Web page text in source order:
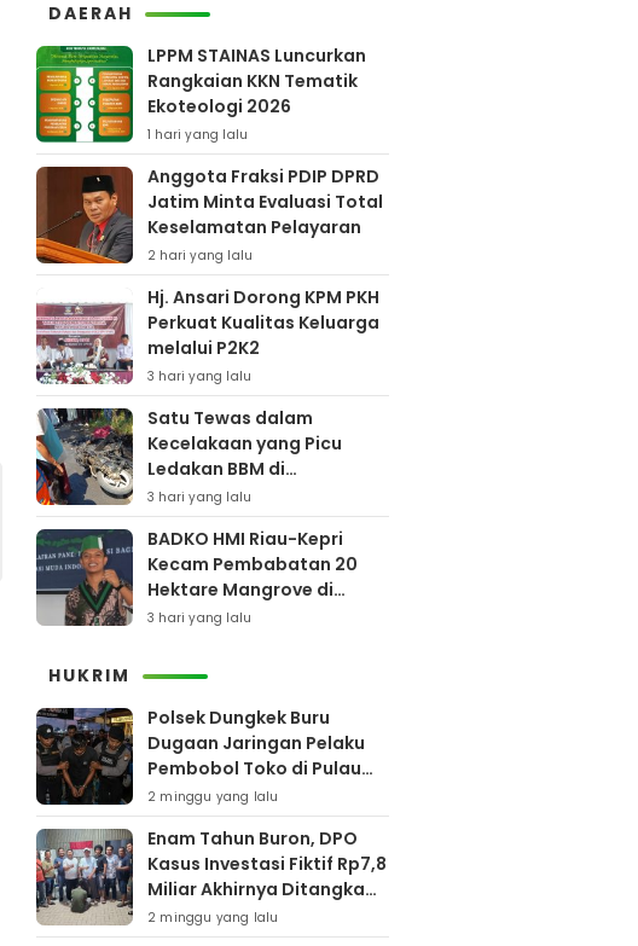
DAERAH
LPPM STAINAS Luncurkan
Rangkaian KKN Tematik
Ekoteologi 2026
1 hari yang lalu
Anggota Fraksi PDIP DPRD
Jatim Minta Evaluasi Total
Keselamatan Pelayaran
2 hari yang lalu
Hj. Ansari Dorong KPM PKH
Perkuat Kualitas Keluarga
melalui P2K2
3 hari yang lalu
Satu Tewas dalam
Kecelakaan yang Picu
Ledakan BBM di
Pamekasan
3 hari yang lalu
BADKO HMI Riau-Kepri
Kecam Pembabatan 20
Hektare Mangrove di
Bengkalis
3 hari yang lalu
HUKRIM
Polsek Dungkek Buru
Dugaan Jaringan Pelaku
Pembobol Toko di Pulau
Gili Iyang
2 minggu yang lalu
Enam Tahun Buron, DPO
Kasus Investasi Fiktif Rp7,8
Miliar Akhirnya Ditangkap
Polres Pamekasan
2 minggu yang lalu